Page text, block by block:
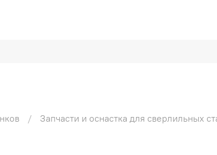
Запчасти и оснастка для сверлильных